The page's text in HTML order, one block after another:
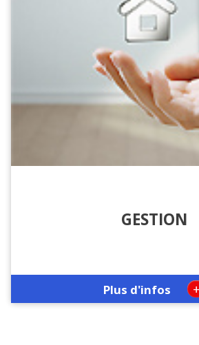
GESTION
Plus d'infos +